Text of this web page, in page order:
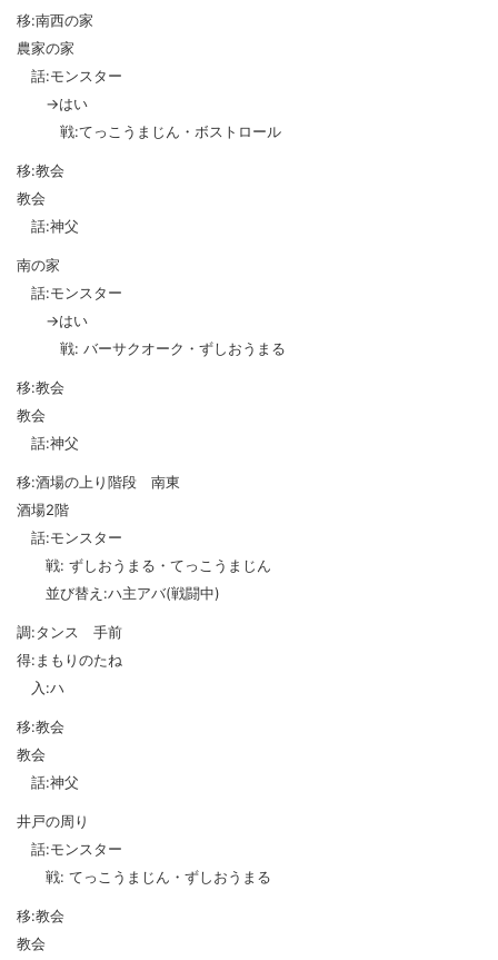
移:南西の家
農家の家
話:モンスター
→はい
戦:てっこうまじん・ボストロール
移:教会
教会
話:神父
南の家
話:モンスター
→はい
戦: バーサクオーク・ずしおうまる
移:教会
教会
話:神父
移:酒場の上り階段 南東
酒場2階
話:モンスター
戦: ずしおうまる・てっこうまじん
並び替え:ハ主アバ(戦闘中)
調:タンス 手前
得:まもりのたね
入:ハ
移:教会
教会
話:神父
井戸の周り
話:モンスター
戦: てっこうまじん・ずしおうまる
移:教会
教会